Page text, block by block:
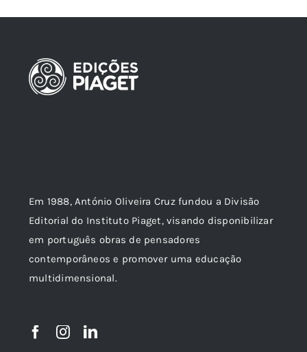
Em 1988, António Oliveira Cruz fundou a Divisão
Editorial do Instituto Piaget, visando disponibilizar
em português obras de pensadores
contemporâneos e promover uma educação
multidimensional.